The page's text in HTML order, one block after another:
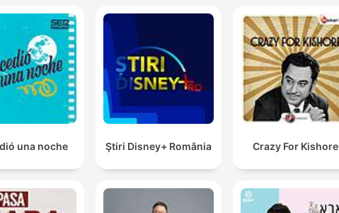
una noche Ştiri Disney+ România Crazy For Kishore